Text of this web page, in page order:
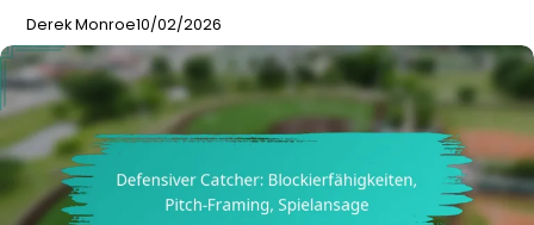
Derek Monroe10/02/2026